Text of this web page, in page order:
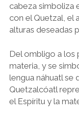
cabeza simboliza
con el Quetzal, el
alturas deseadas
Del ombligo a los
materia, y se
lengua náhuatl se
Quetzalcóatl
el Espíritu y la